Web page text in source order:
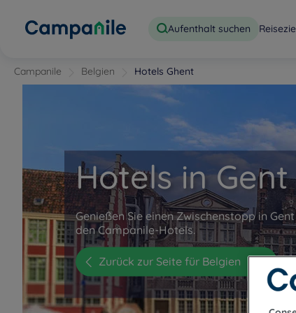
Aufenthalt suchen
Campanile Belgien Hotels Ghent
Hotels in Gent
Genießen Sie einen Zwischenstopp in
den Campanile-Hotels.
Zurück zur Seite für Belgien